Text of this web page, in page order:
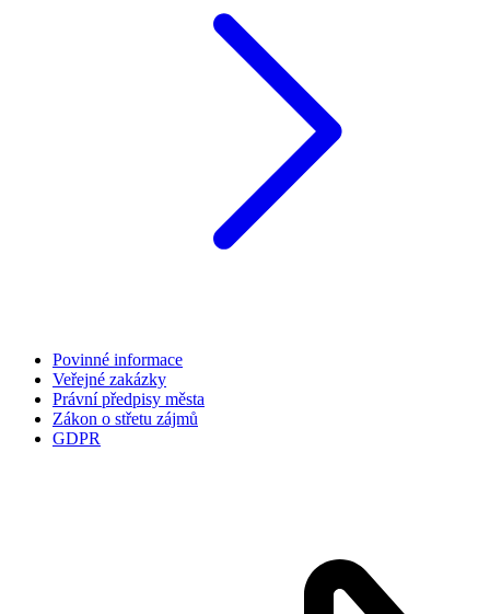
Povinné informace
Veřejné zakázky
Právní předpisy města
Zákon o střetu zájmů
GDPR